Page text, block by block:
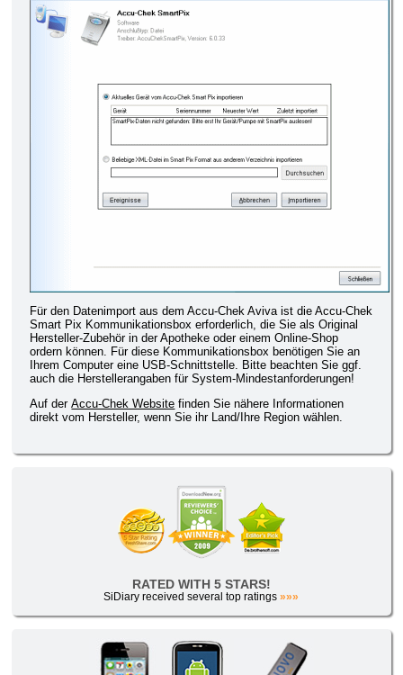
Für den Datenimport aus dem Accu-Chek Aviva ist die Accu-Chek
Smart Pix Kommunikationsbox erforderlich, die Sie als Original
Hersteller-Zubehör in der Apotheke oder einem Online-Shop
ordern können. Für diese Kommunikationsbox benötigen Sie an
Ihrem Computer eine USB-Schnittstelle. Bitte beachten Sie ggf.
auch die Herstellerangaben für System-Mindestanforderungen!
Auf derAccu-Chek Website finden Sie nähere Informationen
direkt vom Hersteller, wenn Sie ihr Land/Ihre Region wählen.
RATED WITH 5 STARS!
SiDiary received several top ratings»»»